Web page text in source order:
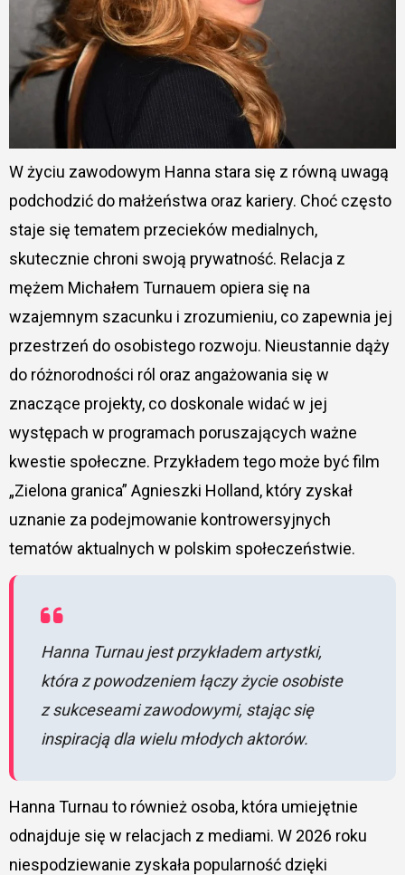
W życiu zawodowym Hanna stara się z równą uwagą
podchodzić do małżeństwa oraz kariery. Choć często
staje się tematem przecieków medialnych,
skutecznie chroni swoją prywatność. Relacja z
mężem Michałem Turnauem opiera się na
wzajemnym szacunku i zrozumieniu, co zapewnia jej
przestrzeń do osobistego rozwoju. Nieustannie dąży
do różnorodności ról oraz angażowania się w
znaczące projekty, co doskonale widać w jej
występach w programach poruszających ważne
kwestie społeczne. Przykładem tego może być film
„Zielona granica” Agnieszki Holland, który zyskał
uznanie za podejmowanie kontrowersyjnych
tematów aktualnych w polskim społeczeństwie.
Hanna Turnau jest przykładem artystki,
która z powodzeniem łączy życie osobiste
z sukceseami zawodowymi, stając się
inspiracją dla wielu młodych aktorów.
Hanna Turnau to również osoba, która umiejętnie
odnajduje się w relacjach z mediami. W 2026 roku
niespodziewanie zyskała popularność dzięki